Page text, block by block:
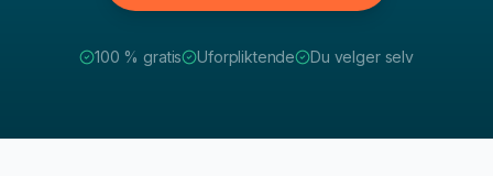
100 % gratis Uforpliktende Du velger selv